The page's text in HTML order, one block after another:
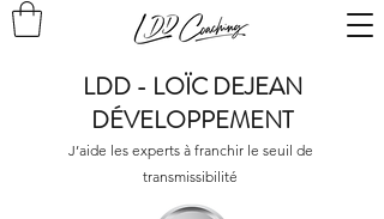
LDD - LOÏC DEJEAN
DÉVELOPPEMENT
J’aide les experts à franchir le seuil de
transmissibilité